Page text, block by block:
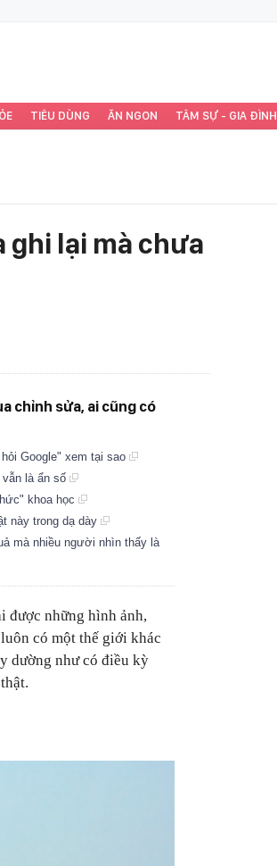
TIÊU DÙNG ĂN NGON TÂM SỰ - GIA ĐÌNH
ghi lại mà chưa
chỉnh sửa, ai cũng có
Google" xem tại sao
là ẩn số
khoa học
này trong dạ dày
mà nhiều người nhìn thấy là
được những hình ảnh,
có một thế giới khác
dường như có điều kỳ